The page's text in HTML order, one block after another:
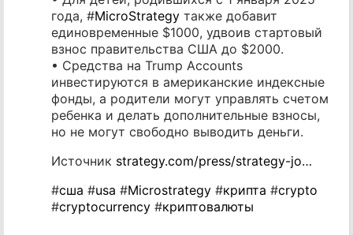
года, #MicroStrategy также добавит
единовременные $1000, удвоив стартовый
взнос правительства США до $2000.
• Средства на Trump Accounts
инвестируются в американские индексные
фонды, а родители могут управлять счетом
ребенка и делать дополнительные взносы,
но не могут свободно выводить деньги.
Источник strategy.com/press/strategy-jo…
#сша #usa #Microstrategy #крипта #crypto
#cryptocurrency #криптовалюты